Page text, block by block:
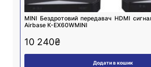
MINI Бездротовий передавач HDMI
Airbase К-EX60WMINI
10 240₴
Додати в кошик